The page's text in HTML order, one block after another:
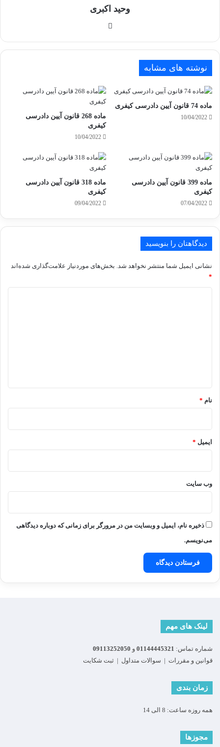
وحید اکبری
نوشته های مشابه
ماده 74 قانون آیین دادرسی کیفری
10/04/2022
ماده 268 قانون آیین دادرسی
کیفری
10/04/2022
ماده 399 قانون آیین دادرسی
کیفری
07/04/2022
ماده 318 قانون آیین دادرسی
کیفری
09/04/2022
دیدگاهتان را بنویسید
نشانی ایمیل شما منتشر نخواهد شد. بخش‌های موردنیاز علامت‌گذاری شده‌اند
*
نام *
ایمیل *
وب‌ سایت
ذخیره نام، ایمیل و وبسایت من در مرورگر برای زمانی که دوباره دیدگاهی
می‌نویسم.
لینک های مهم
شماره تماس: 01144445321 و 09113252050
قوانین و مقررات | سوالات متداول | ثبت شکایت
زمان بندی
همه روزه ساعت: 8 الی 14
مجوزها